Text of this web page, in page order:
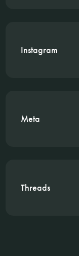
Instagram
Meta
Threads